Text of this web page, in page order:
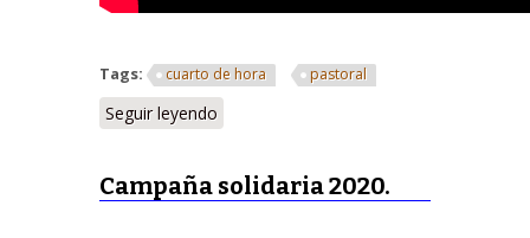
Tags: cuarto de hora pastoral
Seguir leyendo
Campaña solidaria 2020.